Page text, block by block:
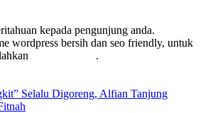
kepada pengunjung anda.
wordpress bersih dan seo friendly, untuk
.
Selalu Digoreng, Alfian Tanjung